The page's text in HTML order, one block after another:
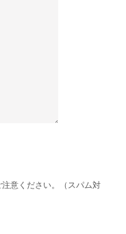
意ください。（スパム対